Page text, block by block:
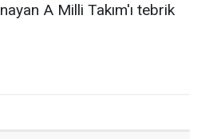
A Milli Takım'ı tebrik